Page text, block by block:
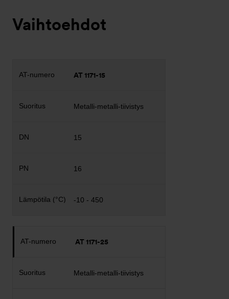
Vaihtoehdot
AT 1171-15
Metalli-metalli-tiivistys
15
16
-10 - 450
AT 1171-25
Metalli-metalli-tiivistys